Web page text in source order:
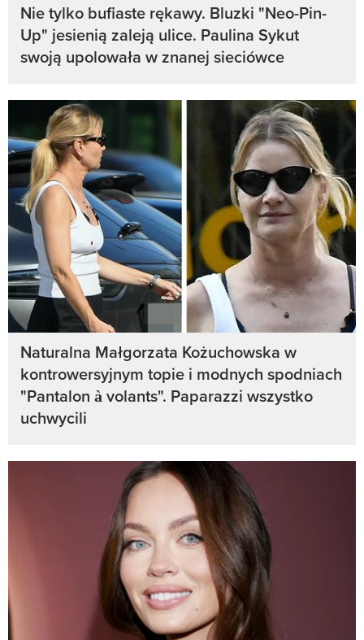
Nie tylko bufiaste rękawy. Bluzki "Neo-Pin-
Up" jesienią zaleją ulice. Paulina Sykut
swoją upolowała w znanej sieciówce
Naturalna Małgorzata Kożuchowska w
kontrowersyjnym topie i modnych spodniach
"Pantalon à volants". Paparazzi wszystko
uchwycili